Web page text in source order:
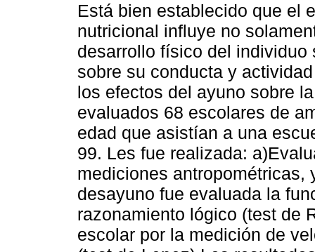
Está bien establecido que el
nutricional influye no
desarrollo físico del individuo
sobre su conducta y
los efectos del ayuno sobre
evaluados 68 escolares de
edad que asistían a una
99. Les fue realizada:
mediciones antropométricas,
desayuno fue evaluada la
razonamiento lógico (test de
escolar por la medición de